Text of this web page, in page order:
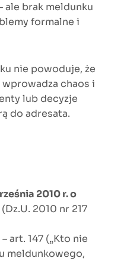
ale brak meldunku
formalne i
nie powoduje, że
wprowadza chaos i
lub decyzje
do adresata.
2010 r. o
(Dz.U. 2010 nr 217
– art. 147 („Kto nie
meldunkowego,